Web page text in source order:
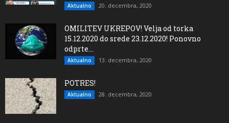
Aktualno 20. decembra, 2020
OMILITEV UKREPOV! Velja od torka
15.12.2020 do srede 23.12.2020! Ponovno
odprte...
Aktualno 13. decembra, 2020
POTRES!
Aktualno 28. decembra, 2020